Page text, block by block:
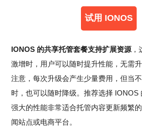
试用 IONOS
IONOS 的共享托管套餐支持扩展资源
激增时，用户可以随时提升性能，无需
注意，每次升级会产生少量费用，但当
时，也可以随时降级。推荐选择 IONOS
强大的性能非常适合托管内容更新频繁
闻站点或电商平台。